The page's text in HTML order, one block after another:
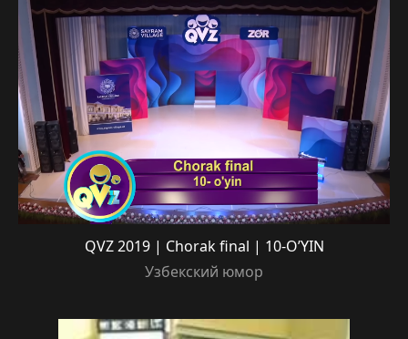
QVZ 2019 | Chorak final | 10-O’YIN
Узбекский юмор